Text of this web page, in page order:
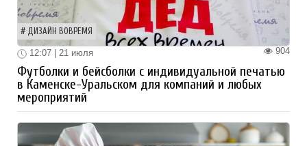
ДИЗАЙН ВОВРЕМЯ
904
12:07 | 21 июля
Футболки и бейсболки с индивидуальной печатью
в Каменске-Уральском для компаний и любых
мероприятий